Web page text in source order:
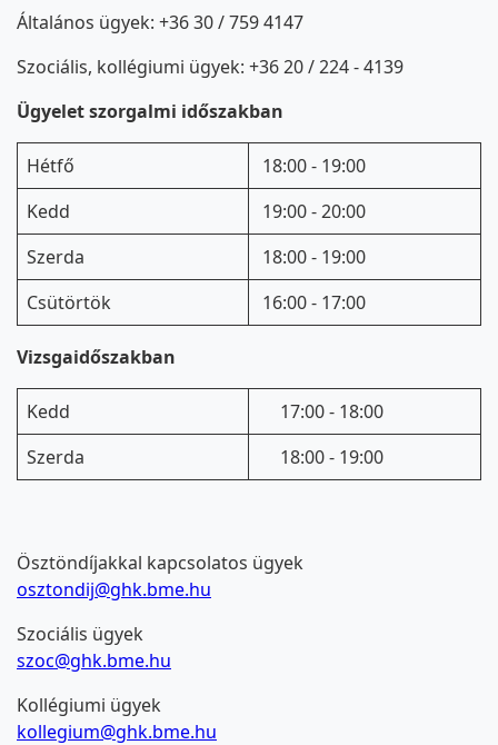
Általános ügyek: +36 30 / 759 4147
Szociális, kollégiumi ügyek: +36 20 / 224 - 4139
Ügyelet szorgalmi időszakban
Hétfő
18:00 - 19:00
Kedd
19:00 - 20:00
Szerda
18:00 - 19:00
Csütörtök
16:00 - 17:00
Vizsgaidőszakban
Kedd
17:00 - 18:00
Szerda
18:00 - 19:00
Ösztöndíjakkal kapcsolatos ügyek
osztondij@ghk.bme.hu
Szociális ügyek
szoc@ghk.bme.hu
Kollégiumi ügyek
kollegium@ghk.bme.hu